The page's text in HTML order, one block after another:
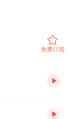
肩)，与人合作共
免费订阅